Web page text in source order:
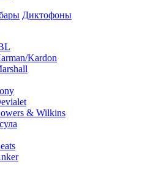
Диктофоны
Kardon
& Wilkins